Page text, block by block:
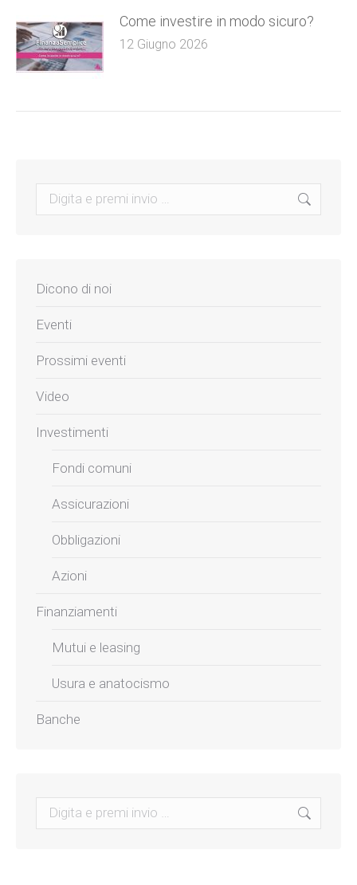
Come investire in modo sicuro?
12 Giugno 2026
Search:
Dicono di noi
Eventi
Prossimi eventi
Video
Investimenti
Fondi comuni
Assicurazioni
Obbligazioni
Azioni
Finanziamenti
Mutui e leasing
Usura e anatocismo
Banche
Search: